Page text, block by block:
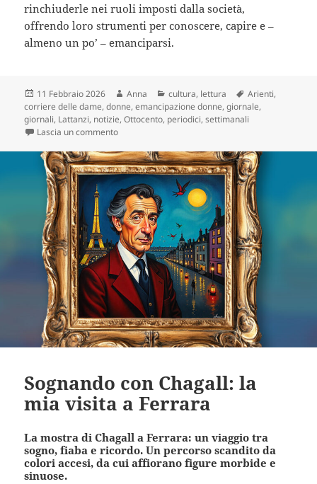
rinchiuderle nei ruoli imposti dalla società,
offrendo loro strumenti per conoscere, capire e –
almeno un po’ – emanciparsi.
Scritto
il
11 Febbraio 2026 Autore
Anna Categorie
cultura, lettura Tag
Arienti,
corriere delle dame,donne,emancipazione donne,giornale,
giornali, Lattanzi, notizie,Ottocento, periodici,settimanali
Lascia un commentosu Moda, politica ed emancipazione: la
Sognando con Chagall: la
mia visita a Ferrara
La mostra di Chagall a Ferrara: un viaggio tra
sogno, fiaba e ricordo. Un percorso scandito da
colori accesi, da cui affiorano figure morbide e
sinuose.